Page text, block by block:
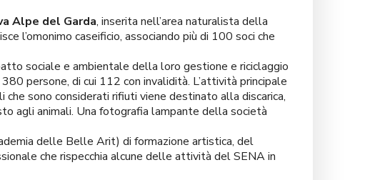
Alpe del Garda, inserita nell’area naturalista della
l’omonimo caseificio, associando più di 100 soci che
sociale e ambientale della loro gestione e riciclaggio
persone, di cui 112 con invalidità. L’attività principale
sono considerati rifiuti viene destinato alla discarica,
agli animali. Una fotografia lampante della società
delle Belle Arit) di formazione artistica, del
che rispecchia alcune delle attività del SENA in